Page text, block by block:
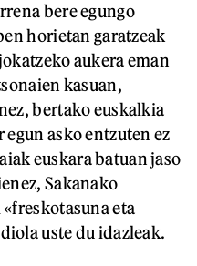
bere egungo
horietan garatzeak
aukera eman
kasuan,
bertako euskalkia
asko entzuten ez
euskara batuan jaso
Sakanako
eta
uste du idazleak.